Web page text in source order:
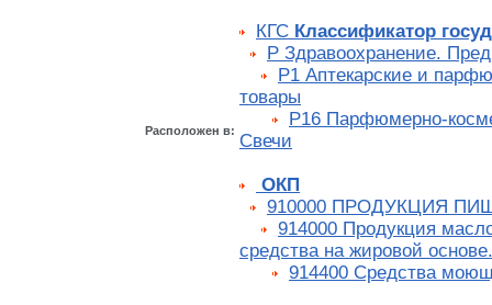
Расположен в:
КГС Классификатор
Р Здравоохранение.
Р1 Аптекарские и
товары
Р16 Парфюмерно-
Свечи
ОКП
910000 ПРОДУКЦИЯ
914000 Продукция
средства на жировой
914400 Средства